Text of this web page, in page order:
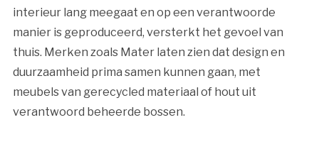
interieur lang meegaat en op een verantwoorde
manier is geproduceerd, versterkt het gevoel van
thuis. Merken zoals Mater laten zien dat design en
duurzaamheid prima samen kunnen gaan, met
meubels van gerecycled materiaal of hout uit
verantwoord beheerde bossen.